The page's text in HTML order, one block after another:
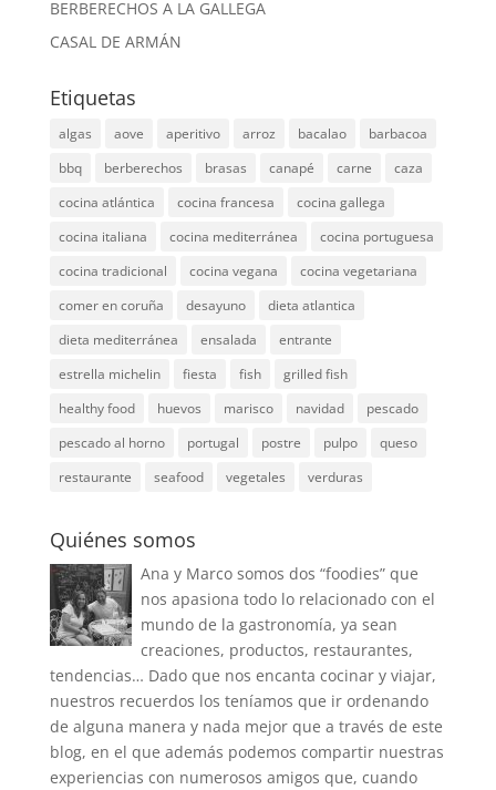
BERBERECHOS A LA GALLEGA
CASAL DE ARMÁN
Etiquetas
algas aove aperitivo arroz bacalao
barbacoa
bbq
berberechos brasas canapé carne
caza
cocina atlántica
cocina francesa
cocina gallega
cocina italiana
cocina mediterránea
cocina portuguesa
cocina tradicional
cocina vegana
cocina vegetariana
comer en coruña
desayuno
dieta atlantica
dieta mediterránea
ensalada
entrante
estrella michelin
fiesta fish
grilled fish
healthy food
huevos marisco navidad
pescado
pescado al horno
portugal postre pulpo
queso
restaurante
seafood vegetales verduras
Quiénes somos
Ana y Marco somos dos “foodies” que
nos apasiona todo lo relacionado con el
mundo de la gastronomía, ya sean
creaciones, productos, restaurantes,
tendencias… Dado que nos encanta cocinar y viajar,
nuestros recuerdos los teníamos que ir ordenando
de alguna manera y nada mejor que a través de este
blog, en el que además podemos compartir nuestras
experiencias con numerosos amigos que, cuando